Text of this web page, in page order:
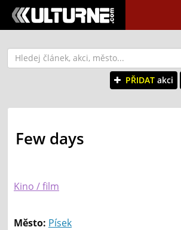
PŘIDAT akci
Few days
Kino / film
Město: Písek